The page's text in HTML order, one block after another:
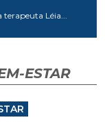
Léia...
ESTAR